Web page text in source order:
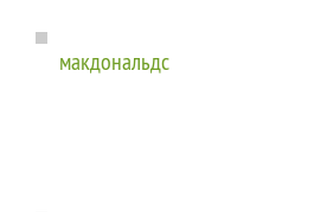
макдональдс